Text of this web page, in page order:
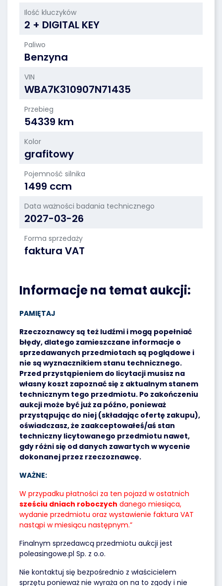
Ilość kluczyków
2 + DIGITAL KEY
Paliwo
Benzyna
VIN
WBA7K310907N71435
Przebieg
54339 km
Kolor
grafitowy
Pojemność silnika
1499 ccm
Data ważności badania technicznego
2027-03-26
Forma sprzedaży
faktura VAT
Informacje na temat aukcji:
PAMIĘTAJ
Rzeczoznawcy są też ludźmi i mogą popełniać
błędy, dlatego zamieszczane informacje o
sprzedawanych przedmiotach są poglądowe i
nie są wyznacznikiem stanu technicznego.
Przed przystąpieniem do licytacji musisz na
własny koszt zapoznać się z aktualnym stanem
technicznym tego przedmiotu. Po zakończeniu
aukcji może być już za późno, ponieważ
przystąpując do niej (składając ofertę zakupu),
oświadczasz, że zaakceptowałeś/aś stan
techniczny licytowanego przedmiotu nawet,
gdy różni się od danych zawartych w wycenie
dokonanej przez rzeczoznawcę.
WAŻNE:
W przypadku płatności za ten pojazd w ostatnich
sześciu dniach roboczych danego miesiąca,
wydanie przedmiotu oraz wystawienie faktura VAT
nastąpi w miesiącu następnym.”
Finalnym sprzedawcą przedmiotu aukcji jest
poleasingowe.pl Sp. z o.o.
Nie kontaktuj się bezpośrednio z właścicielem
sprzętu ponieważ nie wyraża on na to zgody i nie